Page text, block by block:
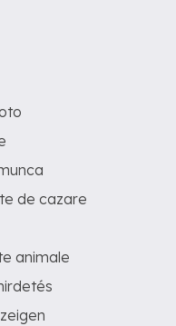
de cazare
animale